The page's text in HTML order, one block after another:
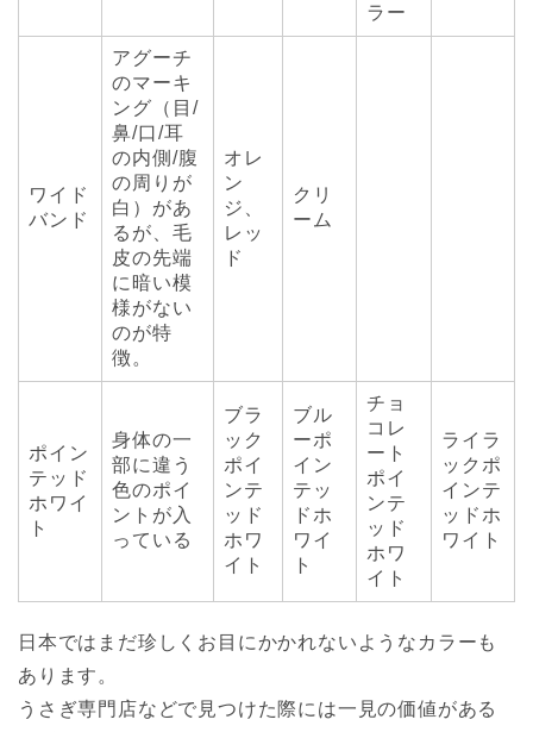
ラー
ワイド
バンド
アグーチ
のマーキ
ング（目/
鼻/口/耳
の内側/腹
の周りが
白）があ
るが、毛
皮の先端
に暗い模
様がない
のが特
徴。
オレ
ン
ジ、
レッ
ド
クリ
ーム
ポイン
テッド
ホワイ
ト
身体の一
部に違う
色のポイ
ントが入
っている
ブラ
ック
ポイ
ンテ
ッド
ホワ
イト
ブル
ーポ
イン
テッ
ドホ
ワイ
ト
チョ
コレ
ート
ポイ
ンテ
ッド
ホワ
イト
ライラ
ックポ
インテ
ッドホ
ワイト
日本ではまだ珍しくお目にかかれないようなカラーも
あります。
うさぎ専門店などで見つけた際には一見の価値がある